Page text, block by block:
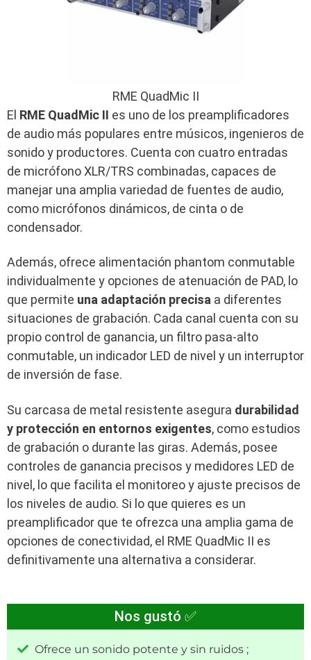
RME QuadMic II
El RME QuadMic II es uno de los preamplificadores
de audio más populares entre músicos, ingenieros de
sonido y productores. Cuenta con cuatro entradas
de micrófono XLR/TRS combinadas, capaces de
manejar una amplia variedad de fuentes de audio,
como micrófonos dinámicos, de cinta o de
condensador.
Además, ofrece alimentación phantom conmutable
individualmente y opciones de atenuación de PAD, lo
que permite una adaptación precisa a diferentes
situaciones de grabación. Cada canal cuenta con su
propio control de ganancia, un filtro pasa-alto
conmutable, un indicador LED de nivel y un interruptor
de inversión de fase.
Su carcasa de metal resistente asegura durabilidad
y protección en entornos exigentes, como estudios
de grabación o durante las giras. Además, posee
controles de ganancia precisos y medidores LED de
nivel, lo que facilita el monitoreo y ajuste precisos de
los niveles de audio. Si lo que quieres es un
preamplificador que te ofrezca una amplia gama de
opciones de conectividad, el RME QuadMic II es
definitivamente una alternativa a considerar.
Nos gustó ✅
Ofrece un sonido potente y sin ruidos ;